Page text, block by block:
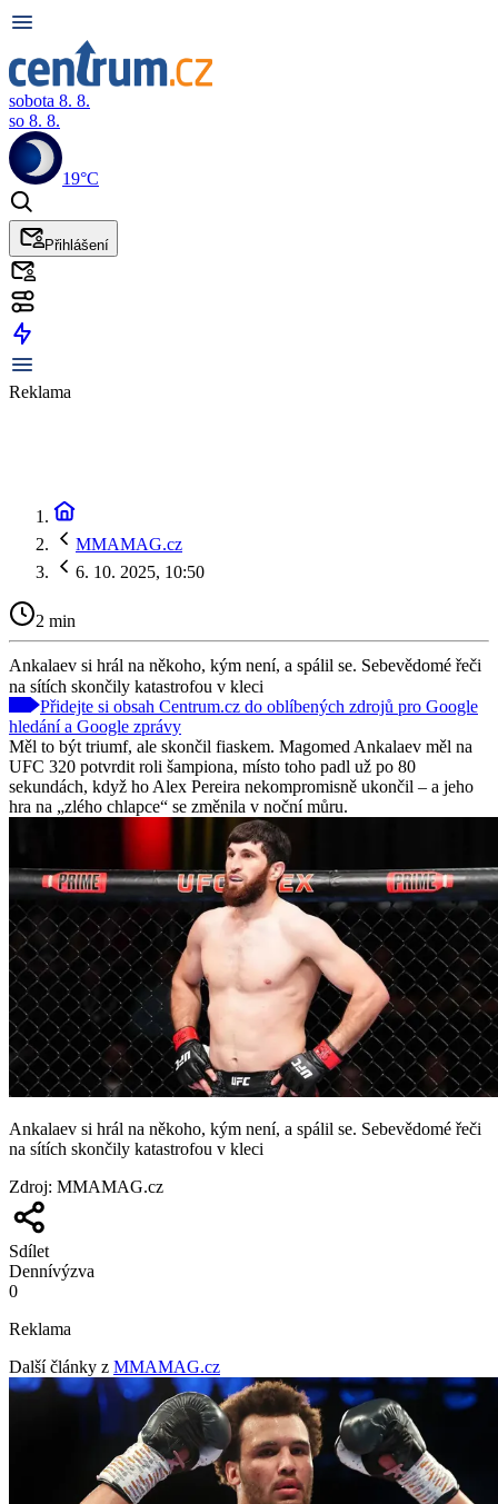
sobota 8. 8.
so 8. 8.
19°C
Přihlášení
Reklama
MMAMAG.cz
6. 10. 2025, 10:50
2 min
Ankalaev si hrál na někoho, kým není, a spálil se. Sebevědomé řeči
na sítích skončily katastrofou v kleci
Přidejte si obsah Centrum.cz do oblíbených zdrojů pro Google
hledání a Google zprávy
Měl to být triumf, ale skončil fiaskem. Magomed Ankalaev měl na
UFC 320 potvrdit roli šampiona, místo toho padl už po 80
sekundách, když ho Alex Pereira nekompromisně ukončil – a jeho
hra na „zlého chlapce“ se změnila v noční můru.
Ankalaev si hrál na někoho, kým není, a spálil se. Sebevědomé řeči
na sítích skončily katastrofou v kleci
Zdroj: MMAMAG.cz
Sdílet
Dennívýzva
0
Reklama
Další články z MMAMAG.cz